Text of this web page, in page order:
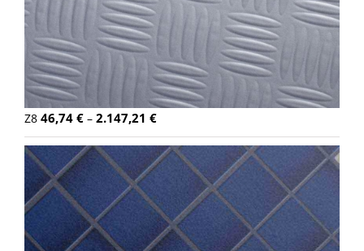
Z8 46,74 € – 2.147,21 €